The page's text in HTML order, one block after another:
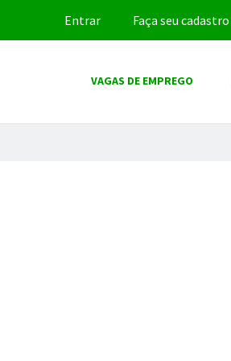
Entrar Faça seu cadastro
VAGAS DE EMPREGO